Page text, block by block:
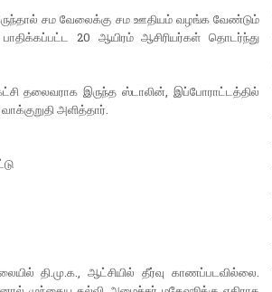
சம வேலைக்கு சம ஊதியம் வழங்க வேண்டும்
20 ஆயிரம் ஆசிரியர்கள் தொடர்ந்து
தலைவராக இருந்த ஸ்டாலின், இப்போராட்டத்தில்
அளித்தார்.
தி.மு.க., ஆட்சியில் தீர்வு காணப்படவில்லை.